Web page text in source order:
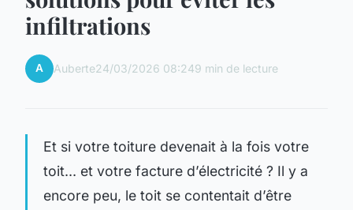
infiltrations
A Auberte24/03/2026 08:249 min de lecture
Et si votre toiture devenait à la fois votre
toit... et votre facture d’électricité ? Il y a
encore peu, le toit se contentait d’être